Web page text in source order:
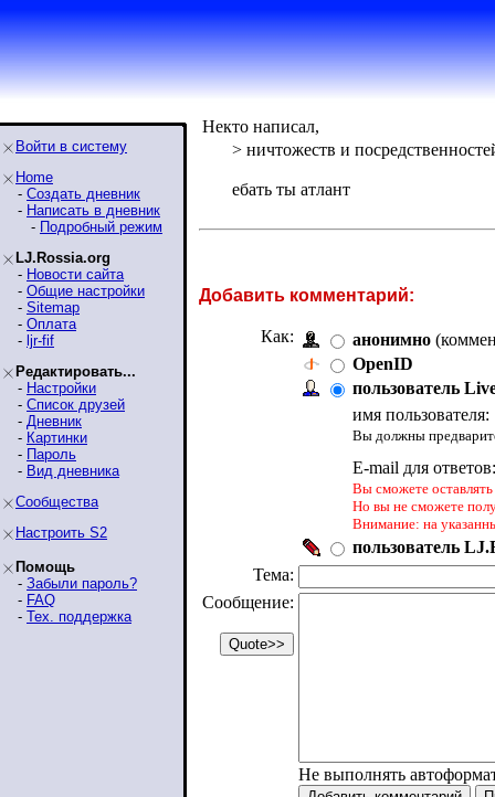
Войти в систему
Home
- Создать дневник
- Написать в дневник
- Подробный режим
LJ.Rossia.org
- Новости сайта
- Общие настройки
- Sitemap
- Оплата
- ljr-fif
Редактировать...
- Настройки
- Список друзей
- Дневник
- Картинки
- Пароль
- Вид дневника
Сообщества
Настроить S2
Помощь
- Забыли пароль?
- FAQ
- Тех. поддержка
Некто написал,
> ничтожеств и
ебать ты атлант
Добавить комментарий:
Как: анонимно
OpenID
пользователь
имя пользователя:
Вы должны
E-mail для
Вы сможете
Но вы не сможете
Внимание: на
пользователь
Тема:
Сообщение:
Не выполнять